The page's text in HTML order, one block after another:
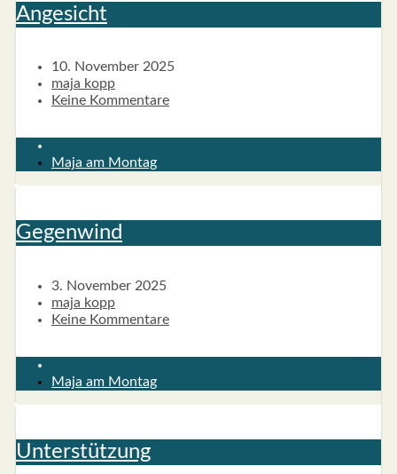
Ange­sicht
10. November 2025
maja kopp
Keine Kommentare
Maja am Montag
Gegen­wind
3. November 2025
maja kopp
Keine Kommentare
Maja am Montag
Unter­stüt­zung